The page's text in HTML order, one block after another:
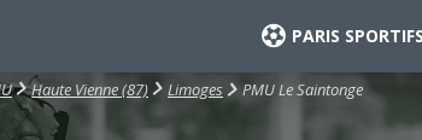
PARIS SPORTIFS
Haute Vienne (87) Limoges PMU Le Saintonge